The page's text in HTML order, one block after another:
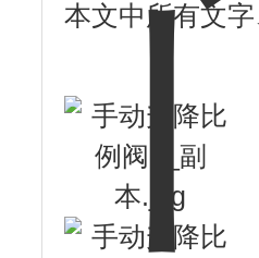
本文中所有文